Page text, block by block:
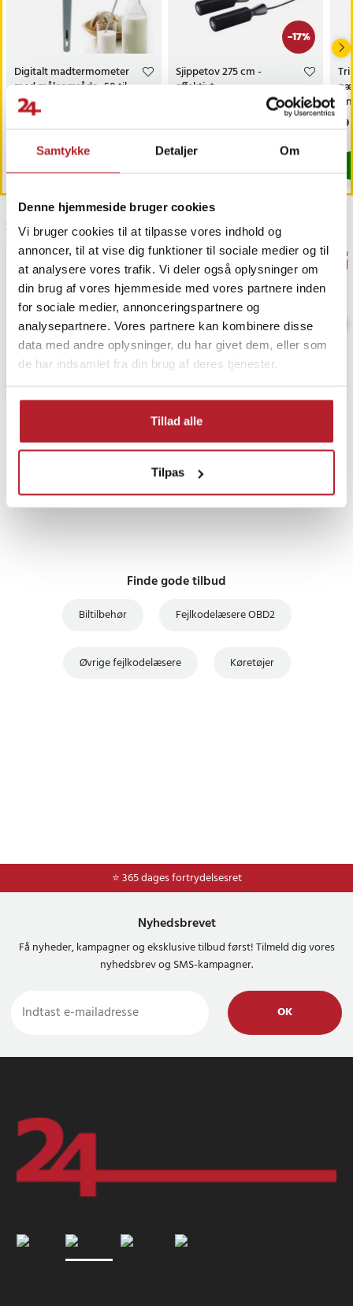
Samtykke Detaljer Om
Denne hjemmeside bruger cookies
Vi bruger cookies til at tilpasse vores indhold og
annoncer, til at vise dig funktioner til sociale medier og til
at analysere vores trafik. Vi deler også oplysninger om
din brug af vores hjemmeside med vores partnere inden
for sociale medier, annonceringspartnere og
analysepartnere. Vores partnere kan kombinere disse
data med andre oplysninger, du har givet dem, eller som
de har indsamlet fra din brug af deres tjenester.
Tillad alle
Tilpas
Digitalt madtermometer
med måleområde -50 til
300 °C
-17%
Sjippetov 275 cm -
effektivt
træningsredskab til fitness
Sidst besøgt
UDSALG
Finde gode tilbud
Biltilbehør Fejlkodelæsere OBD2
Øvrige fejlkodelæsere Køretøjer
⭐ 365 dages fortrydelsesret
⭐ Nem og sikker betaling med mobilepay og dankort
Nyhedsbrevet
Få nyheder, kampagner og eksklusive tilbud først! Tilmeld dig vores
nyhedsbrev og SMS-kampagner.
OK